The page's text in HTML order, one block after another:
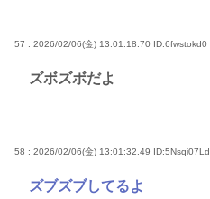
57 : 2026/02/06(金) 13:01:18.70 ID:6fwstokd0
ズボズボだよ
58 : 2026/02/06(金) 13:01:32.49 ID:5Nsqi07Ld
ズブズブしてるよ